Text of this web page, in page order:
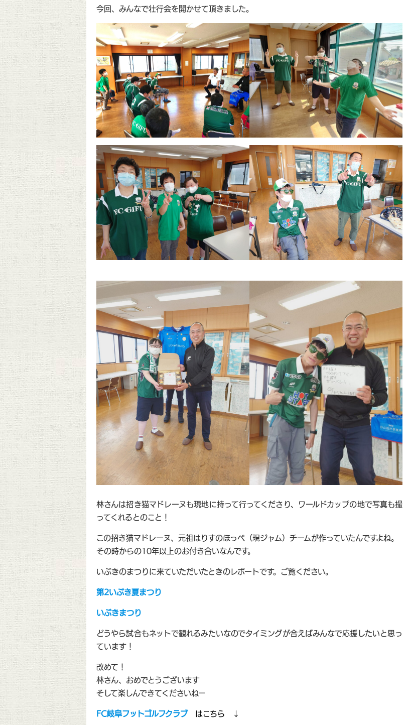
今回、みんなで壮行会を開かせて頂きました。
林さんは招き猫マドレーヌも現地に持って行ってくださり、ワールドカップの地で写真も撮
ってくれるとのこと！
この招き猫マドレーヌ、元祖はりすのほっぺ（現ジャム）チームが作っていたんですよね。
その時からの10年以上のお付き合いなんです。
いぶきのまつりに来ていただいたときのレポートです。ご覧ください。
第2いぶき夏まつり
いぶきまつり
どうやら試合もネットで観れるみたいなのでタイミングが合えばみんなで応援したいと思っ
ています！
改めて！
林さん、おめでとうございます
そして楽しんできてくださいねー
FC岐阜フットゴルフクラブはこちら ↓